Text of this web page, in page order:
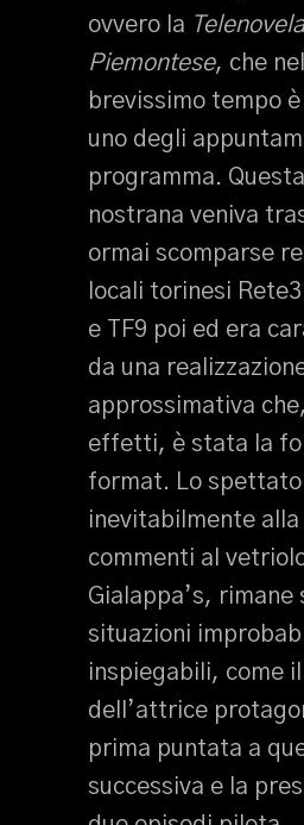
ovvero la Telenovela
Piemontese, che
brevissimo tempo
uno degli
programma.
nostrana veniva
ormai scomparse
locali torinesi
e TF9 poi ed era
da una
approssimativa
effetti, è stata la
format. Lo
inevitabilmente
commenti al
Gialappa’s, rimane
situazioni
inspiegabili, come
dell’attrice
prima puntata a
successiva e la